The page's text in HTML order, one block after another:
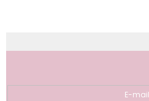
E-mail